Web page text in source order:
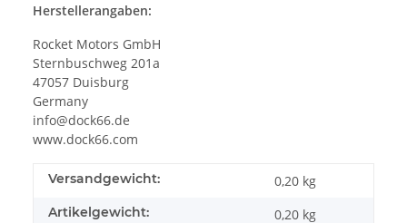
Herstellerangaben:
Rocket Motors GmbH
Sternbuschweg 201a
47057 Duisburg
Germany
info@dock66.de
www.dock66.com
Versandgewicht: 0,20 kg
Artikelgewicht: 0,20 kg